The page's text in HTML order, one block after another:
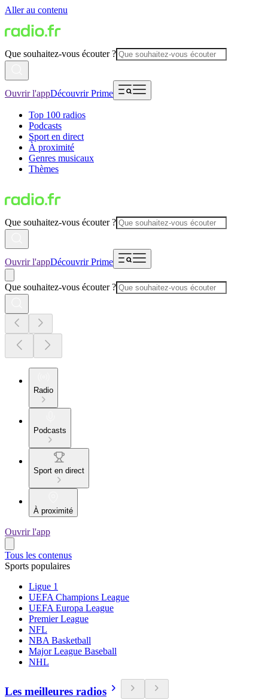
Aller au contenu
Que souhaitez-vous écouter ?
Ouvrir l'appDécouvrir Prime
Top 100 radios
Podcasts
Sport en direct
À proximité
Genres musicaux
Thèmes
Que souhaitez-vous écouter ?
Ouvrir l'appDécouvrir Prime
Que souhaitez-vous écouter ?
Radio
Podcasts
Sport en direct
À proximité
Ouvrir l'app
Tous les contenus
Sports populaires
Ligue 1
UEFA Champions League
UEFA Europa League
Premier League
NFL
NBA Basketball
Major League Baseball
NHL
Les meilleures radios